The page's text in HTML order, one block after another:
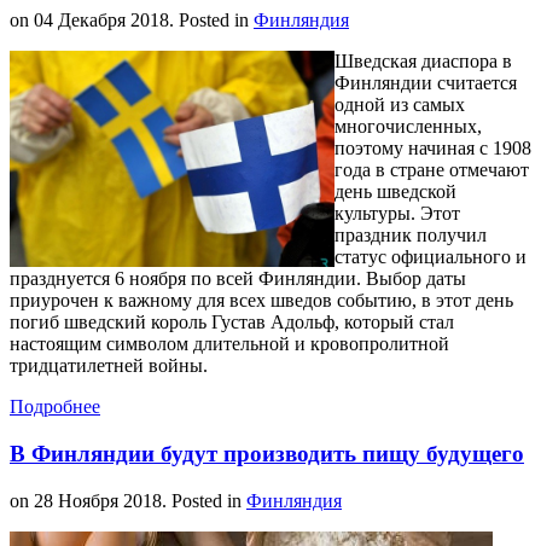
on 04 Декабря 2018. Posted in Финляндия
Шведская диаспора в
Финляндии считается
одной из самых
многочисленных,
поэтому начиная с 1908
года в стране отмечают
день шведской
культуры. Этот
праздник получил
статус официального и
празднуется 6 ноября по всей Финляндии. Выбор даты
приурочен к важному для всех шведов событию, в этот день
погиб шведский король Густав Адольф, который стал
настоящим символом длительной и кровопролитной
тридцатилетней войны.
Подробнее
В Финляндии будут производить пищу будущего
on 28 Ноября 2018. Posted in Финляндия